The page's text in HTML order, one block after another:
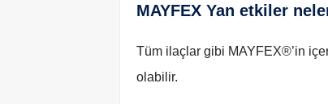
MAYFEX Yan etkiler
Tüm ilaçlar gibi MAYFEX®’in
olabilir.